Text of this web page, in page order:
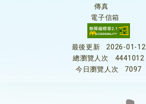
傳真
電子信箱
最後更新
2026-01-12
總瀏覽人次
4441012
今日瀏覽人次
7097